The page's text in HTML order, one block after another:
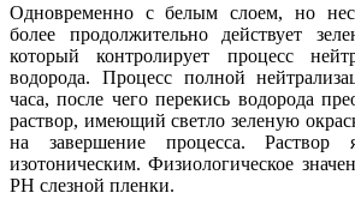
Одновременно с белым слоем, но
более продолжительно действует
который контролирует процесс
водорода. Процесс полной
часа, после чего перекись водорода
раствор, имеющий светло зеленую
на завершение процесса. Раствор
изотоническим. Физиологическое
РН слезной пленки.